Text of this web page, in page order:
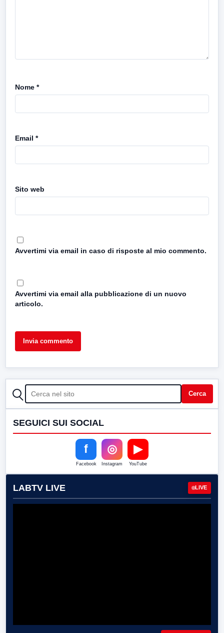
Nome *
Email *
Sito web
Avvertimi via email in caso di risposte al mio commento.
Avvertimi via email alla pubblicazione di un nuovo
articolo.
CERCA Cerca
SEGUICI SUI SOCIAL
f
Facebook
◎
Instagram
▶
YouTube
LABTV LIVE LIVE